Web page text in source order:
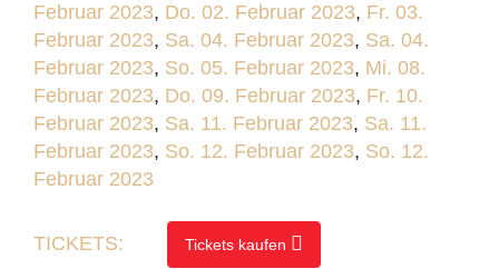
Februar 2023, Do. 02. Februar 2023, Fr. 03.
Februar 2023, Sa. 04. Februar 2023, Sa. 04.
Februar 2023, So. 05. Februar 2023, Mi. 08.
Februar 2023, Do. 09. Februar 2023, Fr. 10.
Februar 2023, Sa. 11. Februar 2023, Sa. 11.
Februar 2023, So. 12. Februar 2023, So. 12.
Februar 2023
TICKETS: Tickets kaufen